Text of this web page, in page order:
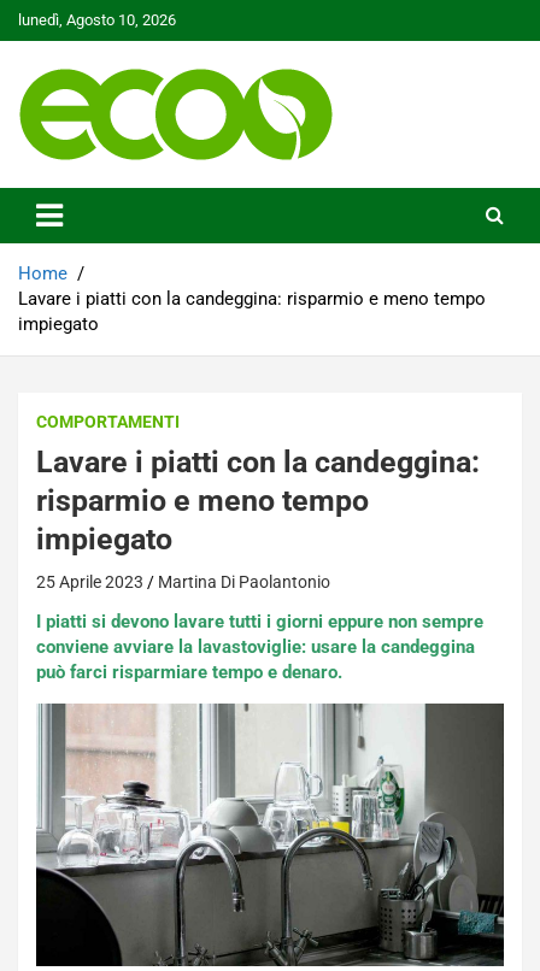
Skip
to
lunedì, Agosto 10, 2026
Ecoo.it
Home
Lavare i piatti con la candeggina: risparmio e meno tempo
impiegato
COMPORTAMENTI
Lavare i piatti con la candeggina:
risparmio e meno tempo
impiegato
25 Aprile 2023 Martina Di Paolantonio
I piatti si devono lavare tutti i giorni eppure non sempre
conviene avviare la lavastoviglie: usare la candeggina
può farci risparmiare tempo e denaro.